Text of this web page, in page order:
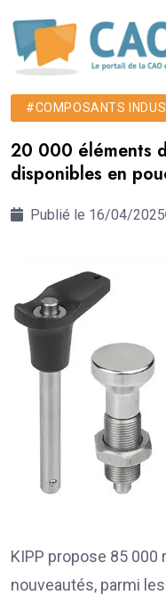
#COMPOSANTS
20 000 éléments
disponibles en
Publié le 16/04/2025
KIPP propose 85
nouveautés, parmi